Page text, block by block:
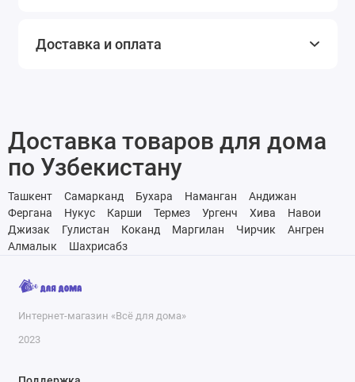
Доставка и оплата
Доставка товаров для дома
по Узбекистану
Ташкент Самарканд Бухара Наманган
Андижан
Фергана
Нукус Карши Термез Ургенч Хива
Навои
Джизак
Гулистан Коканд Маргилан Чирчик
Ангрен
Алмалык
Шахрисабз
Интернет-магазин «Всё для дома»
2023